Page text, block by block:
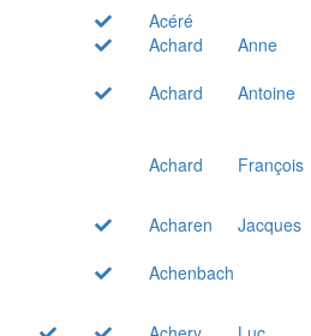
Acéré
Achard
Anne
Achard
Antoine
Achard
François
Acharen
Jacques
Achenbach